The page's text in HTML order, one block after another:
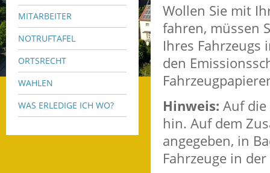
MITARBEITER
NOTRUFTAFEL
ORTSRECHT
WAHLEN
WAS ERLEDIGE ICH WO?
Wollen Sie mit
fahren, müssen
Ihres
den
Hinweis: Auf
hin. Auf dem
angegeben, in
Fahrzeuge in